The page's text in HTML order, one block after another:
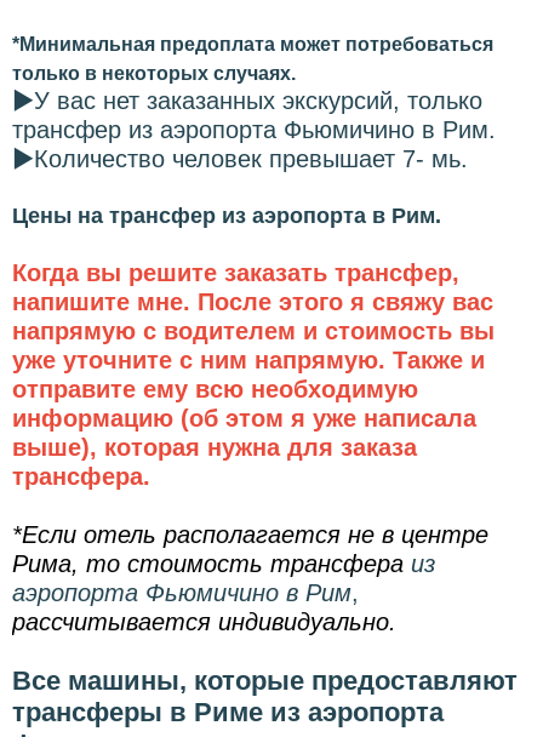
*Минимальная предоплата может потребоваться
только в некоторых случаях.
►У вас нет заказанных экскурсий, только
трансфер из аэропорта Фьюмичино в Рим.
►Количество человек превышает 7- мь.
Цены на трансфер из аэропорта в Рим.
Когда вы решите заказать трансфер,
напишите мне. После этого я свяжу вас
напрямую с водителем и стоимость вы
уже уточните с ним напрямую. Также и
отправите ему всю необходимую
информацию (об этом я уже написала
выше), которая нужна для заказа
трансфера.
*Если отель располагается не в центре
Рима, то стоимость трансфера из
аэропорта Фьюмичино в Рим,
рассчитывается индивидуально.
Все машины, которые предоставляют
трансферы в Риме из аэропорта